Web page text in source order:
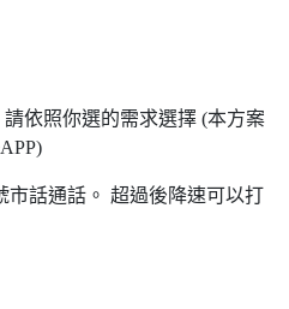
依照你選的需求選擇 (本方案
市話通話。 超過後降速可以打